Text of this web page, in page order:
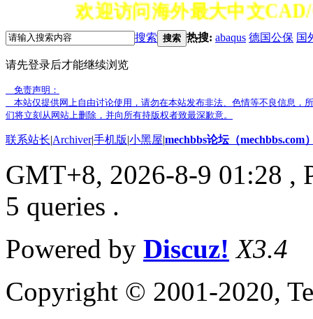
欢迎访问海外最大中文
搜索 搜索 热搜: abaqus 德国公保 国
请先登录后才能继续浏览
免责声明：
本站仅提供网上自由讨论使用，请勿在本站发布非法、色情等不良信息，
们将立刻从网站上删除，并向所有持版权者致最深歉意。
联系站长|Archiver|手机版|小黑屋|mechbbs论坛（mechbbs.com
GMT+8, 2026-8-9 01:28 ,
5 queries .
Powered by Discuz! X3.4
Copyright © 2001-2020,